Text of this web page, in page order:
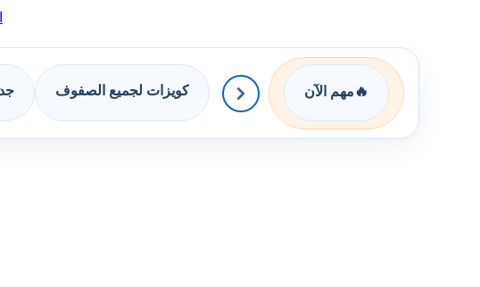
🔥 مهم الآن كويزات لجميع الصفوف